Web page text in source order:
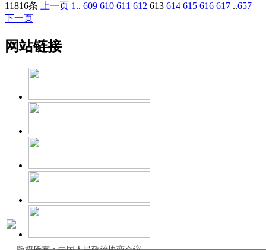
11816条 上一页 1 .. 609 610 611 612 613 614 615 616 617 ..657
下一页
网站链接